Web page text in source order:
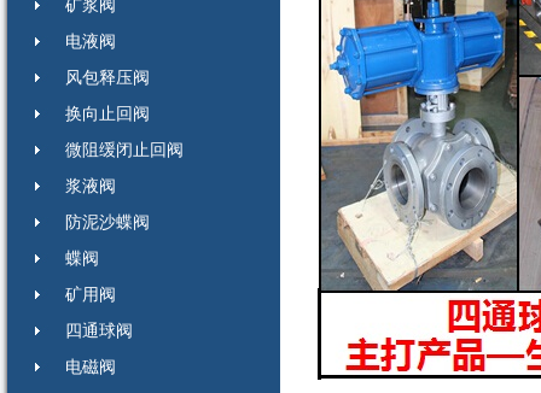
矿浆阀
电液阀
风包释压阀
换向止回阀
微阻缓闭止回阀
浆液阀
防泥沙蝶阀
蝶阀
矿用阀
四通球阀
电磁阀